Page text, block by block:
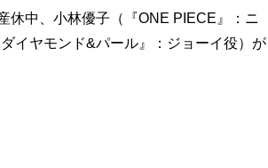
休中、小林優子（『ONE PIECE』：ニ
イヤモンド&パール』：ジョーイ役）が